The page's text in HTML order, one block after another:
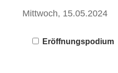
Mittwoch, 15.05.2024
Eröffnungspodium